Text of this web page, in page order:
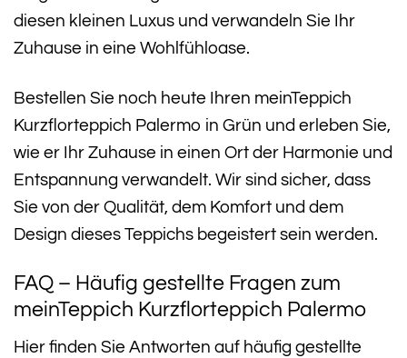
diesen kleinen Luxus und verwandeln Sie Ihr
Zuhause in eine Wohlfühloase.
Bestellen Sie noch heute Ihren meinTeppich
Kurzflorteppich Palermo in Grün und erleben Sie,
wie er Ihr Zuhause in einen Ort der Harmonie und
Entspannung verwandelt. Wir sind sicher, dass
Sie von der Qualität, dem Komfort und dem
Design dieses Teppichs begeistert sein werden.
FAQ – Häufig gestellte Fragen zum
meinTeppich Kurzflorteppich Palermo
Hier finden Sie Antworten auf häufig gestellte